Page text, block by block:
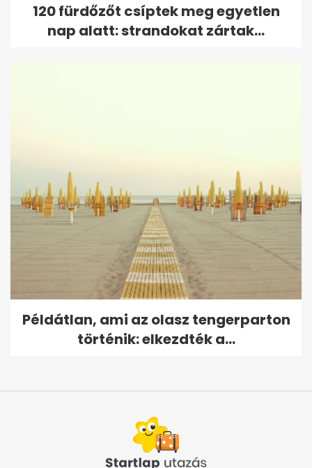
120 fürdőzőt csíptek meg egyetlen
nap alatt: strandokat zártak...
Példátlan, ami az olasz tengerparton
történik: elkezdték a...